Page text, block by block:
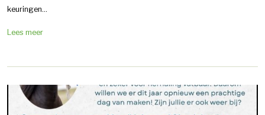
keuringen...
Lees meer